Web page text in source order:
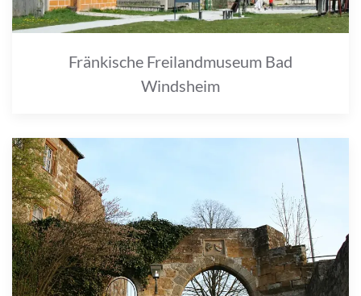
Fränkische Freilandmuseum Bad
Windsheim